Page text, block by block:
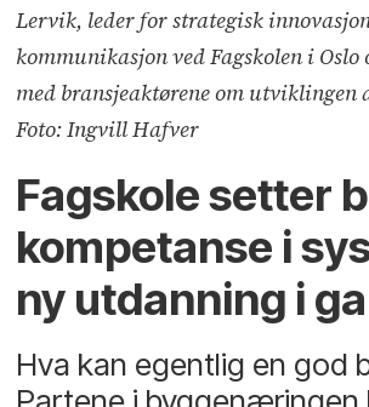
Lervik, leder for strategisk
kommunikasjon ved Fagskolen i
med bransjeaktørene om utviklingen
Foto: Ingvill Hafver
Fagskole setter
kompetanse i
ny utdanning i
Hva kan egentlig en god